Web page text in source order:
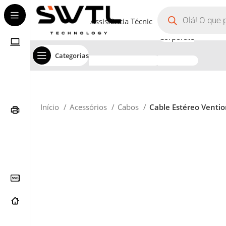
Categorias
Assistência Técnica
Corporate
Início Acessórios Cabos Cable Estéreo